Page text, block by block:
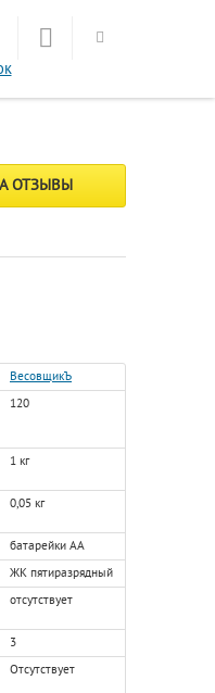
ОТЗЫВЫ
ВесовщикЪ
120
1 кг
0,05 кг
батарейки АА
ЖК пятиразрядный
отсутствует
3
Отсутствует